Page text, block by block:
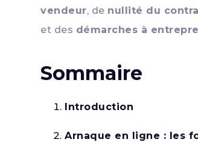
vendeur, de nullité du
et des démarches à
Sommaire
Introduction
Arnaque en ligne : les